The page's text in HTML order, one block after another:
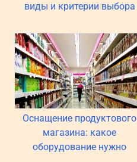
виды и критерии выбора
Оснащение продуктового
магазина: какое
оборудование нужно